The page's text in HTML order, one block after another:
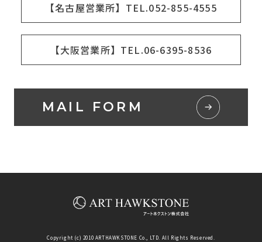
【名古屋営業所】TEL.052-855-4555
【大阪営業所】TEL.06-6395-8536
MAIL FORM
Copyright (c) 2010 ARTHAWKSTONE Co., LTD. All Rights Reserved.